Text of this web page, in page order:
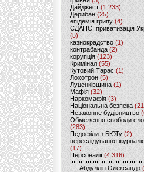
Дайджест (1 233)
Дерибан (25)
епідемія грипу (4)
ЄДАПС: приватизація
(5)
казнокрадство (1)
контрабанда (2)
корупція (123)
Кримінал (55)
Кутовий Тарас (1)
Лохотрон(5)
Луценківщина (1)
Мафія (32)
Наркомафія (3)
Національна безпека
Незаконне будівництво
Обмеження свободи
(283)
Педофіли з БЮТу (2)
переслідування
(17)
Персоналії (4 316)
Абдуллін Олександр